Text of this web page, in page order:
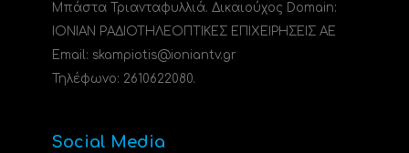
Μπάστα Τριανταφυλλιά. Δικαιούχος Domain:
ΙΟΝΙΑΝ ΡΑΔΙΟΤΗΛΕΟΠΤΙΚΕΣ ΕΠΙΧΕΙΡΗΣΕΙΣ ΑΕ
Email: skampiotis@ioniantv.gr
Τηλέφωνο: 2610622080.
Social Media